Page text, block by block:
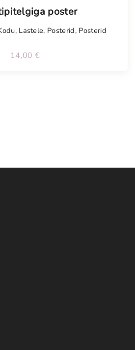
poster
, Lastele, Posterid, Posterid
14,00 €